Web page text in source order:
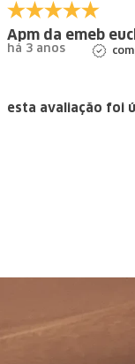
Apm da emeb
há 3 anos
esta avaliação foi